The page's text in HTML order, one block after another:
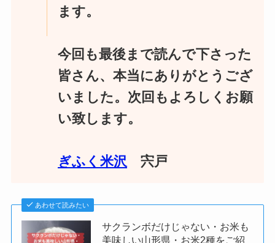
ます。
今回も最後まで読んで下さった
皆さん、本当にありがとうござ
いました。次回もよろしくお願
い致します。
ぎふく米沢 宍戸
あわせて読みたい
サクランボだけじゃない・お米も
美味しい山形県・お米2種をご紹